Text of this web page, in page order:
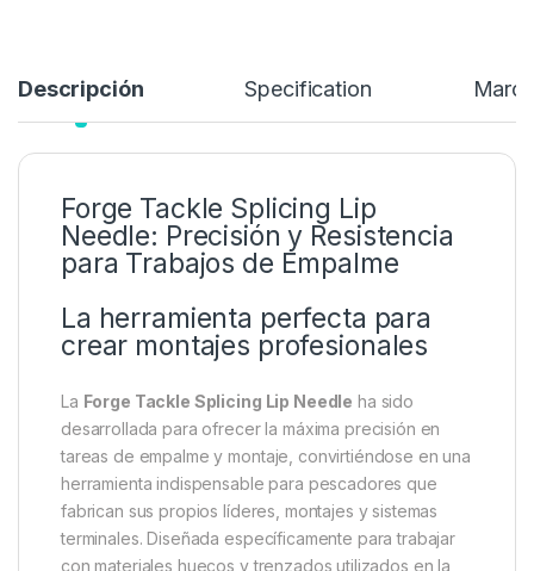
Forge Tackle Splicing Lip
Needle: Precisión y Resistencia
para Trabajos de Empalme